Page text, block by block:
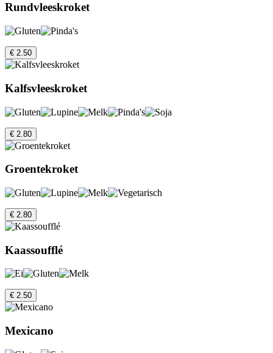
Rundvleeskroket
€ 2.50
Kalfsvleeskroket
€ 2.80
Groentekroket
€ 2.80
Kaassoufflé
€ 2.50
Mexicano